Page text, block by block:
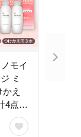
モイ
ミ
え
4点
美肌
根県